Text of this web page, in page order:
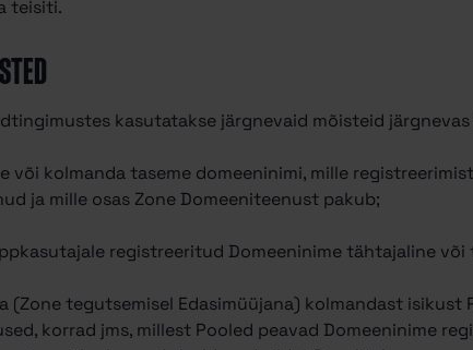
teisiti.
kasutatakse järgnevaid mõisteid
või kolmanda taseme domeeninimi, mille
ja mille osas Zone Domeeniteenust pakub;
registreeritud Domeeninime tähtajaline
(Zone tegutsemisel Edasimüüjana) kolmandast
korrad jms, millest Pooled peavad Domeeninime